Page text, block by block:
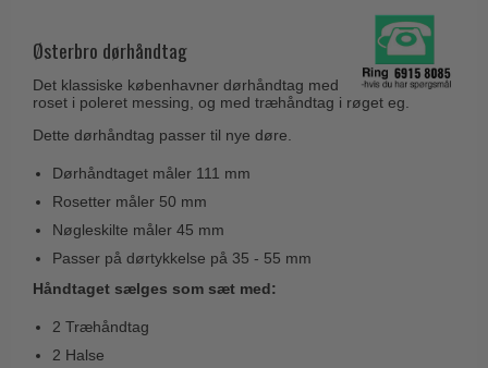
Gio Ponti LAMA
Medici dørgreb
Svanemøllen træ dørgreb
Weingarden dørgreb
Østerbro træ dørgreb
DND dørgreb
Formani dørgreb
FSB dørgreb
Brevindkast
Ringetryk
Postkasser
Knager & Kroge
Hattehylder
Kahytskrog
Messing pudsemiddel
Olivari
Turnstyle Designs
Samuel Heath produkter
Sibes Metall
Søe-Jensen & Co.
Østerbro dørhåndtag
Det klassiske københavner dørhåndtag med
roset i poleret messing, og med træhåndtag i røget eg.
Dette dørhåndtag passer til nye døre.
Dørhåndtaget måler 111 mm
Rosetter måler 50 mm
Nøgleskilte måler 45 mm
Passer på dørtykkelse på 35 - 55 mm
Håndtaget sælges som sæt med:
2 Træhåndtag
2 Halse